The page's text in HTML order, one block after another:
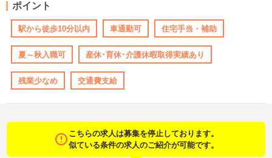
ポイント
駅から徒歩10分以内 車通勤可 住宅手当・補助
夏～秋入職可 産休･育休･介護休暇取得実績あり
残業少なめ 交通費支給
こちらの求人は募集を停止しております。
似ている条件の求人のご紹介が可能です。